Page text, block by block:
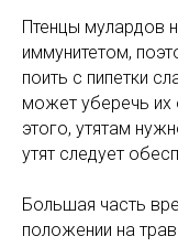
Птенцы мулардов
иммунитетом,
поить с пипетки
может уберечь их
этого, утятам
утят следует
Большая часть
положении на